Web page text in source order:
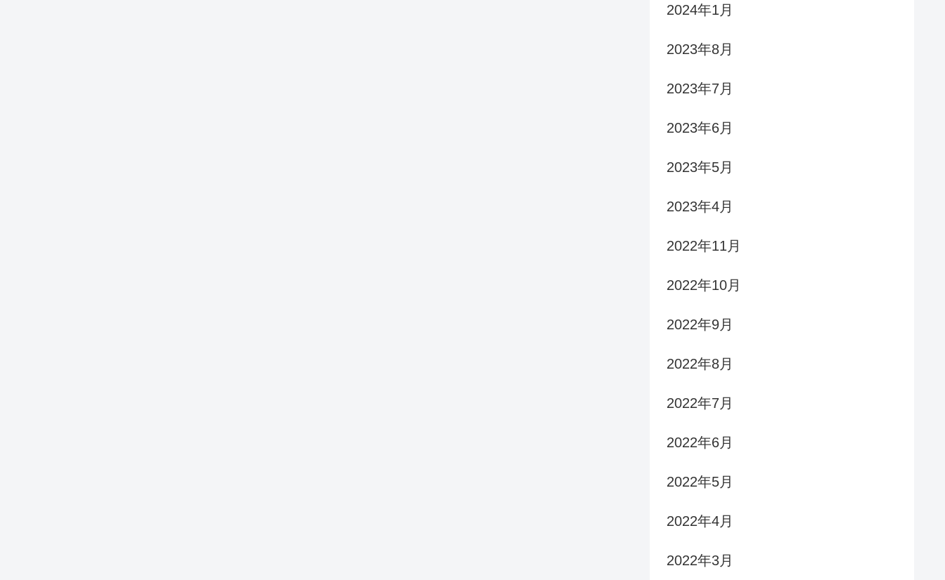
2024年1月
2023年8月
2023年7月
2023年6月
2023年5月
2023年4月
2022年11月
2022年10月
2022年9月
2022年8月
2022年7月
2022年6月
2022年5月
2022年4月
2022年3月